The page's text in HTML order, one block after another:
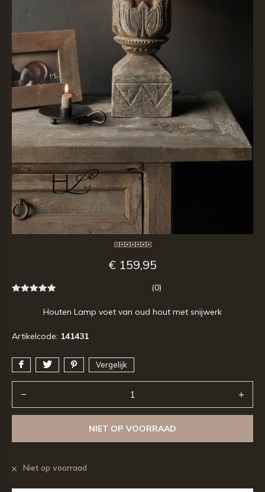
€ 159,95
(0)
Houten Lamp voet van oud hout met snijwerk
Artikelcode: 141431
Vergelijk
NIET OP VOORRAAD
Niet op voorraad